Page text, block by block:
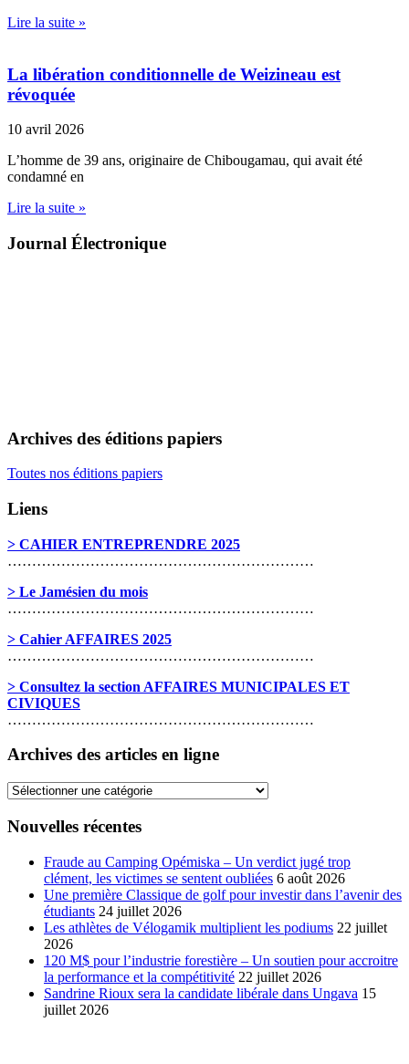
Lire la suite »
La libération conditionnelle de Weizineau est
révoquée
10 avril 2026
L’homme de 39 ans, originaire de Chibougamau, qui avait été
condamné en
Lire la suite »
Journal Électronique
Archives des éditions papiers
Toutes nos éditions papiers
Liens
> CAHIER ENTREPRENDRE 2025
………………………………………………………
> Le Jamésien du mois
………………………………………………………
> Cahier AFFAIRES 2025
………………………………………………………
> Consultez la section AFFAIRES MUNICIPALES ET
CIVIQUES
………………………………………………………
Archives des articles en ligne
Archives
articles
Nouvelles récentes
Fraude au Camping Opémiska – Un verdict jugé trop
clément, les victimes se sentent oubliées 6 août 2026
Une première Classique de golf pour investir dans l’avenir des
étudiants 24 juillet 2026
Les athlètes de Vélogamik multiplient les podiums 22 juillet
2026
120 M$ pour l’industrie forestière – Un soutien pour accroitre
la performance et la compétitivité 22 juillet 2026
Sandrine Rioux sera la candidate libérale dans Ungava 15
juillet 2026